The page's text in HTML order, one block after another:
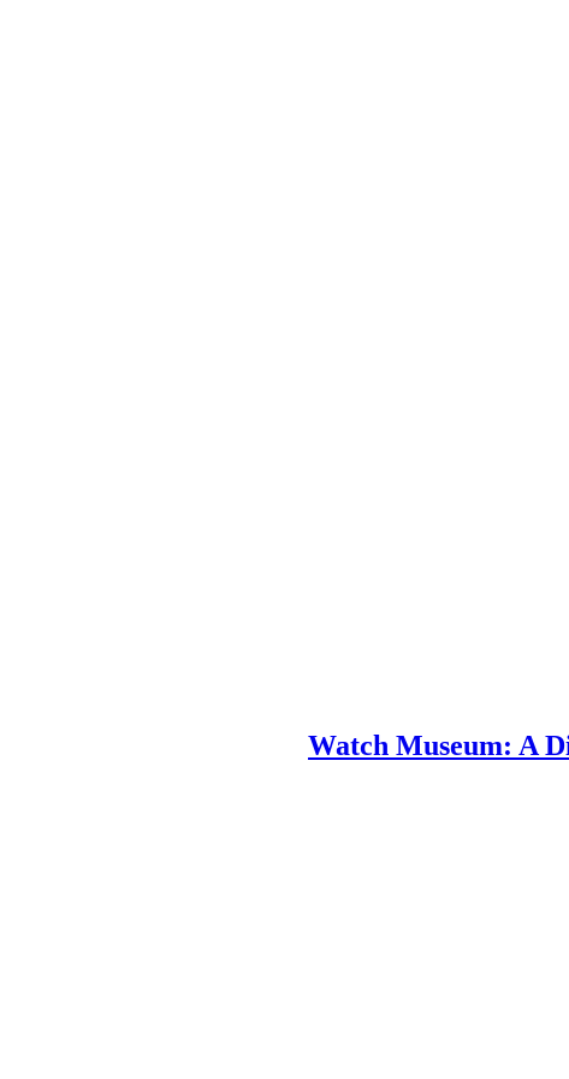
Watch Museum: A